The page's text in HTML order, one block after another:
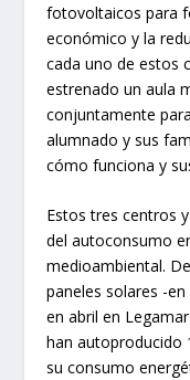
fotovoltaicos para
económico y la
cada uno de estos
estrenado un aula
conjuntamente
alumnado y sus
cómo funciona y
Estos tres centros
del autoconsumo
medioambiental.
paneles solares -
en abril en
han autoproducido
su consumo